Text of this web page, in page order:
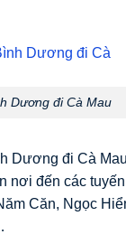
Dương đi Cà Mau
Dương đi Cà
nơi đến các
Căn, Ngọc